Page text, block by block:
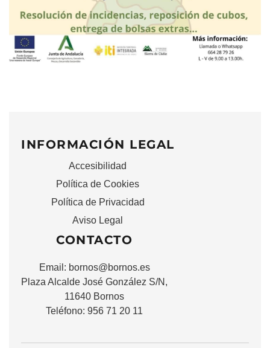
INFORMACIÓN LEGAL
Accesibilidad
Política de Cookies
Política de Privacidad
Aviso Legal
CONTACTO
Email: bornos@bornos.es
Plaza Alcalde José González S/N,
11640 Bornos
Teléfono: 956 71 20 11